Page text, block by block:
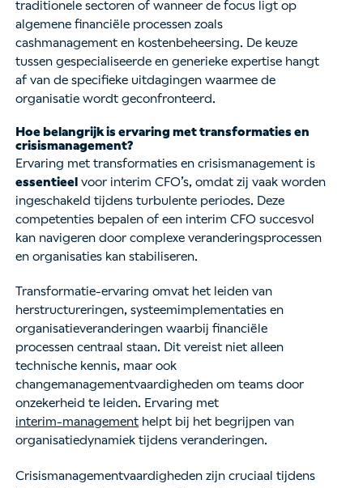
traditionele sectoren of wanneer de focus ligt op
algemene financiële processen zoals
cashmanagement en kostenbeheersing. De keuze
tussen gespecialiseerde en generieke expertise hangt
af van de specifieke uitdagingen waarmee de
organisatie wordt geconfronteerd.
Hoe belangrijk is ervaring met transformaties en
crisismanagement?
Ervaring met transformaties en crisismanagement is
essentieel voor interim CFO’s, omdat zij vaak worden
ingeschakeld tijdens turbulente periodes. Deze
competenties bepalen of een interim CFO succesvol
kan navigeren door complexe veranderingsprocessen
en organisaties kan stabiliseren.
Transformatie-ervaring omvat het leiden van
herstructureringen, systeemimplementaties en
organisatieveranderingen waarbij financiële
processen centraal staan. Dit vereist niet alleen
technische kennis, maar ook
changemanagementvaardigheden om teams door
onzekerheid te leiden. Ervaring met
interim-management helpt bij het begrijpen van
organisatiedynamiek tijdens veranderingen.
Crisismanagementvaardigheden zijn cruciaal tijdens